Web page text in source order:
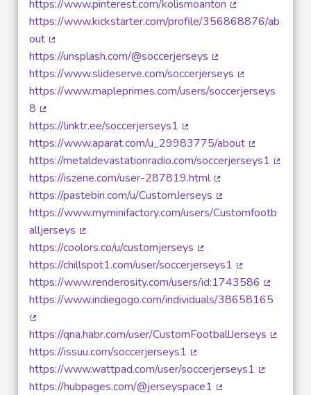
https://www.pinterest.com/kolismoanton
(Lien externe)
https://www.kickstarter.com/profile/356868876/ab
out
(Lien externe)
https://unsplash.com/@soccerjerseys
(Lien externe)
https://www.slideserve.com/soccerjerseys
(Lien externe)
https://www.mapleprimes.com/users/soccerjerseys
8
(Lien externe)
https://linktr.ee/soccerjerseys1
(Lien externe)
https://www.aparat.com/u_29983775/about
(Lien
https://metaldevastationradio.com/soccerjerseys1
https://iszene.com/user-287819.html
(Lien externe)
https://pastebin.com/u/CustomJerseys
(Lien externe)
https://www.myminifactory.com/users/Customfootb
alljerseys
(Lien externe)
https://coolors.co/u/customjerseys
(Lien externe)
https://chillspot1.com/user/soccerjerseys1
(Lien externe)
https://www.renderosity.com/users/id:1743586
(Lien
https://www.indiegogo.com/individuals/38658165
(Lien externe)
https://qna.habr.com/user/CustomFootballJerseys
https://issuu.com/soccerjerseys1
(Lien externe)
https://www.wattpad.com/user/soccerjerseys1
https://hubpages.com/@jerseyspace1